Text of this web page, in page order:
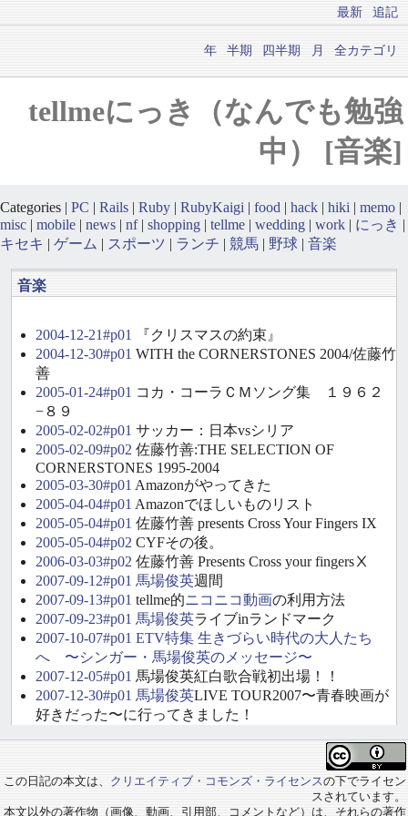
最新 追記
年 半期 四半期 月 全カテゴリ
tellmeにっき（なんでも勉強
中） [音楽]
Categories | PC | Rails | Ruby | RubyKaigi | food | hack | hiki | memo |
misc | mobile | news | nf| shopping | tellme | wedding | work | にっき |
キセキ | ゲーム | スポーツ | ランチ | 競馬 | 野球 | 音楽
音楽
2004-12-21#p01
『クリスマスの約束』
2004-12-30#p01 WITH the CORNERSTONES 2004/佐藤竹
善
2005-01-24#p01 コカ・コーラＣＭソング集 １９６２
−８９
2005-02-02#p01 サッカー：日本vsシリア
2005-02-09#p02 佐藤竹善:THE SELECTION OF
CORNERSTONES 1995-2004
2005-03-30#p01 Amazonがやってきた
2005-04-04#p01 Amazonでほしいものリスト
2005-05-04#p01 佐藤竹善 presents Cross Your Fingers IX
2005-05-04#p02 CYFその後。
2006-03-03#p02 佐藤竹善 Presents Cross your fingersⅩ
2007-09-12#p01 馬場俊英週間
2007-09-13#p01 tellme的ニコニコ動画の利用方法
2007-09-23#p01 馬場俊英ライブinランドマーク
2007-10-07#p01 ETV特集 生きづらい時代の大人たち
へ 〜シンガー・馬場俊英のメッセージ〜
2007-12-05#p01 馬場俊英紅白歌合戦初出場！！
2007-12-30#p01 馬場俊英LIVE TOUR2007〜青春映画が
好きだった〜に行ってきました！
この日記の本文は、 クリエイティブ・コモンズ・ライセンスの下でライセン
スされています。
本文以外の著作物（画像、動画、引用部、コメントなど）は、それらの著作